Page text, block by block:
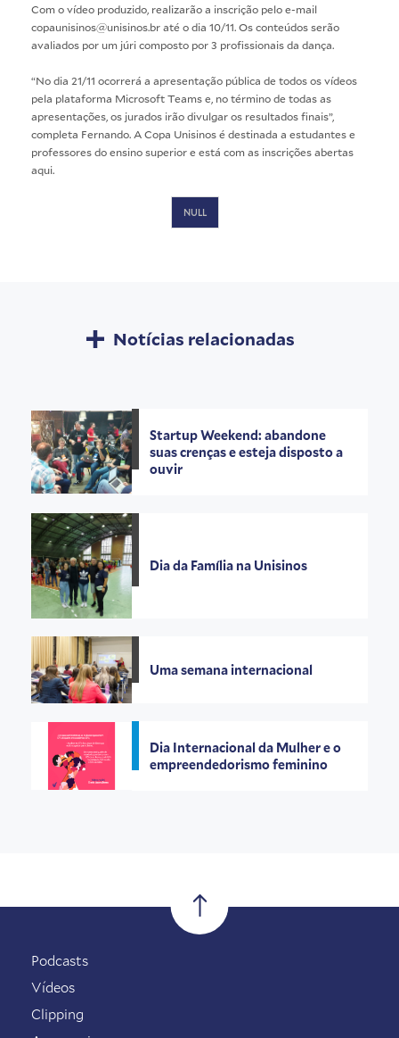
Com o vídeo produzido, realizarão a inscrição pelo e-mail
copaunisinos@unisinos.br até o dia 10/11. Os conteúdos serão
avaliados por um júri composto por 3 profissionais da dança.
“No dia 21/11 ocorrerá a apresentação pública de todos os vídeos
pela plataforma Microsoft Teams e, no término de todas as
apresentações, os jurados irão divulgar os resultados finais”,
completa Fernando. A Copa Unisinos é destinada a estudantes e
professores do ensino superior e está com as inscrições abertas
aqui.
NULL
Notícias relacionadas
Startup Weekend: abandone
suas crenças e esteja disposto a
ouvir
Dia da Família na Unisinos
Uma semana internacional
Dia Internacional da Mulher e o
empreendedorismo feminino
Podcasts
Vídeos
Clipping